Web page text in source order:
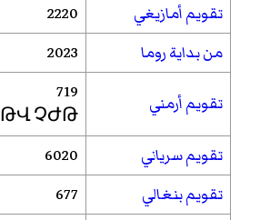
تقويم أمازيغي
2220
من بداية روما
2023
تقويم أرمني
719
ԹՎ ՉԺԹ
تقويم سرياني
6020
تقويم بنغالي
677